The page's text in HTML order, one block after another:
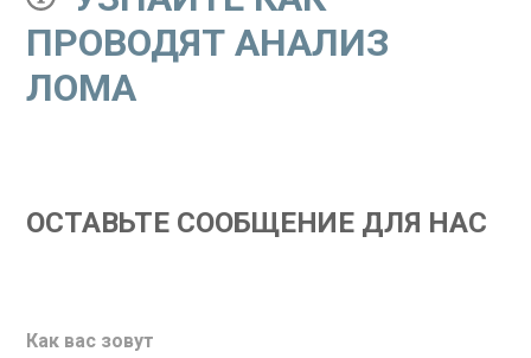
ПРОВОДЯТ АНАЛИЗ
ЛОМА
ОСТАВЬТЕ СООБЩЕНИЕ ДЛЯ НАС